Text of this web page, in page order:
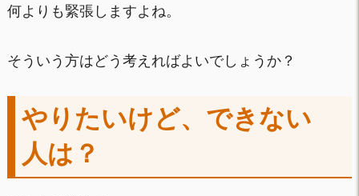
何よりも緊張しますよね。
そういう方はどう考えればよいでしょうか？
やりたいけど、できない
人は？